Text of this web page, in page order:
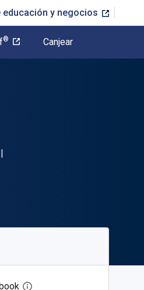
educación y negocios
® Canjear
13 9781975201562"
Abre el cuadro de diálogo